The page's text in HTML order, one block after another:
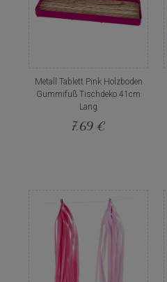
Metall Tablett Pink Holzboden
Gummifuß Tischdeko 41cm
Lang
7,69 €